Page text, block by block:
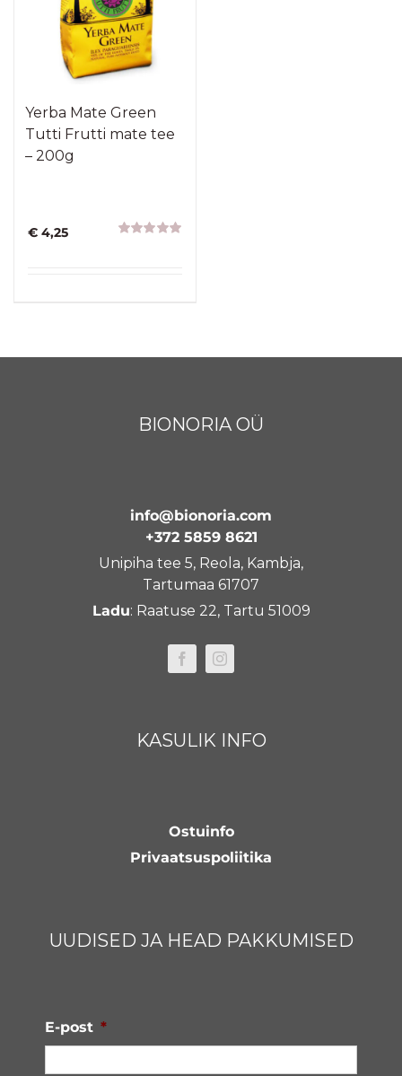
Yerba Mate Green
Tutti Frutti mate tee
– 200g
€ 4,25
BIONORIA OÜ
info@bionoria.com
+372 5859 8621
Unipiha tee 5, Reola, Kambja,
Tartumaa 61707
Ladu: Raatuse 22, Tartu 51009
KASULIK INFO
Ostuinfo
Privaatsuspoliitika
UUDISED JA HEAD PAKKUMISED
E-post *